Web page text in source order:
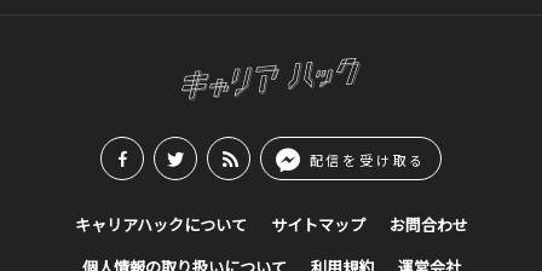
配信を受け取る
キャリアハックについて サイトマップ お問合わせ